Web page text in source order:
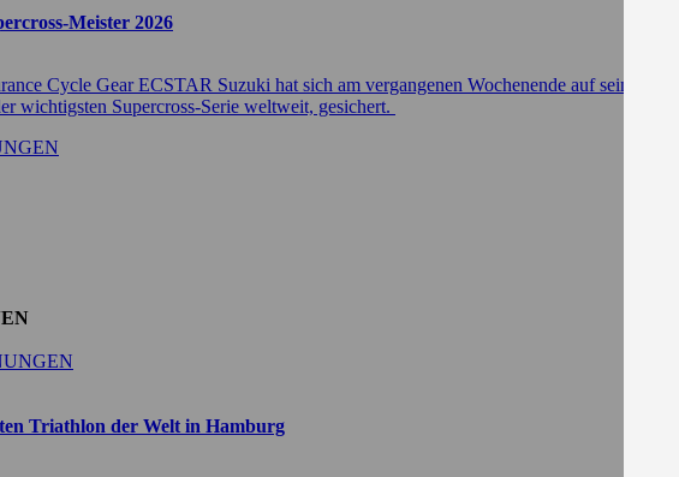
Meister 2026
Cycle Gear ECSTAR Suzuki hat sich am vergangenen Wochenende auf seiner
wichtigsten Supercross-Serie weltweit, gesichert.
Triathlon der Welt in Hamburg